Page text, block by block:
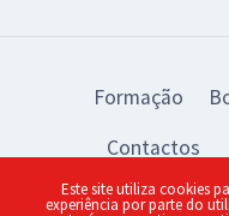
Formação
Contactos
©
Este site utiliza cookies
experiência por parte do